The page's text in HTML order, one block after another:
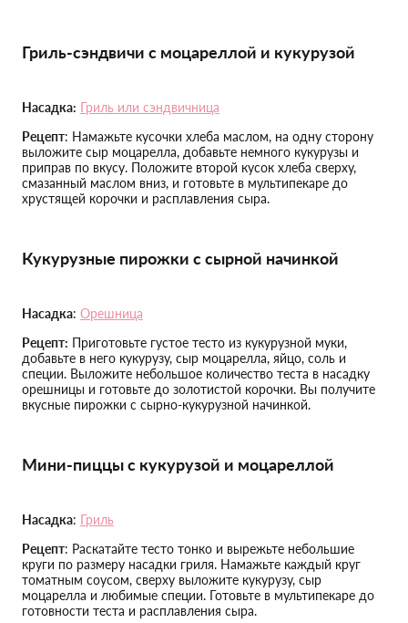
Гриль-сэндвичи с моцареллой и кукурузой
Насадка: Гриль или сэндвичница
Рецепт: Намажьте кусочки хлеба маслом, на одну сторону
выложите сыр моцарелла, добавьте немного кукурузы и
приправ по вкусу. Положите второй кусок хлеба сверху,
смазанный маслом вниз, и готовьте в мультипекаре до
хрустящей корочки и расплавления сыра.
Кукурузные пирожки с сырной начинкой
Насадка: Орешница
Рецепт: Приготовьте густое тесто из кукурузной муки,
добавьте в него кукурузу, сыр моцарелла, яйцо, соль и
специи. Выложите небольшое количество теста в насадку
орешницы и готовьте до золотистой корочки. Вы получите
вкусные пирожки с сырно-кукурузной начинкой.
Мини-пиццы с кукурузой и моцареллой
Насадка: Гриль
Рецепт: Раскатайте тесто тонко и вырежьте небольшие
круги по размеру насадки гриля. Намажьте каждый круг
томатным соусом, сверху выложите кукурузу, сыр
моцарелла и любимые специи. Готовьте в мультипекаре до
готовности теста и расплавления сыра.